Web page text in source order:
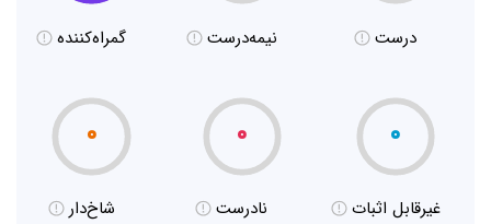
درست نیمه‌درست گمراه‌کننده
۰
غیر‌قابل اثبات
۰
نادرست
۰
شاخ‌دار